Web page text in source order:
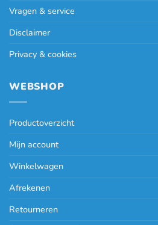
Vragen & service
Disclaimer
Privacy & cookies
WEBSHOP
Productoverzicht
Mijn account
Winkelwagen
Afrekenen
Retourneren